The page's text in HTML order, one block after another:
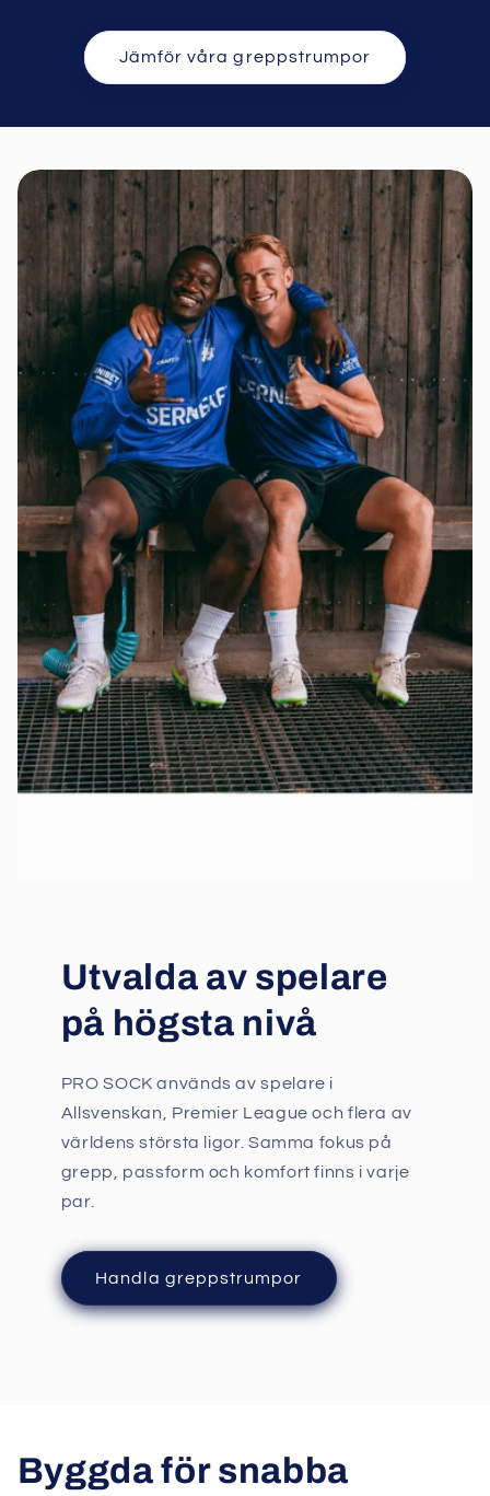
Jämför våra greppstrumpor
Utvalda av spelare
på högsta nivå
PRO SOCK används av spelare i
Allsvenskan, Premier League och flera av
världens största ligor. Samma fokus på
grepp, passform och komfort finns i varje
par.
Handla greppstrumpor
Byggda för snabba